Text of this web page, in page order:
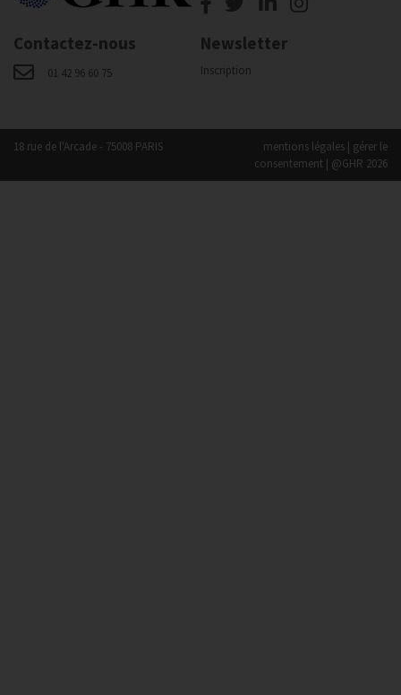
Contactez-nous
01 42 96 60 75
Newsletter
Inscription
18 rue de l'Arcade - 75008 PARIS mentions légales | gérer le
consentement | @GHR 2026